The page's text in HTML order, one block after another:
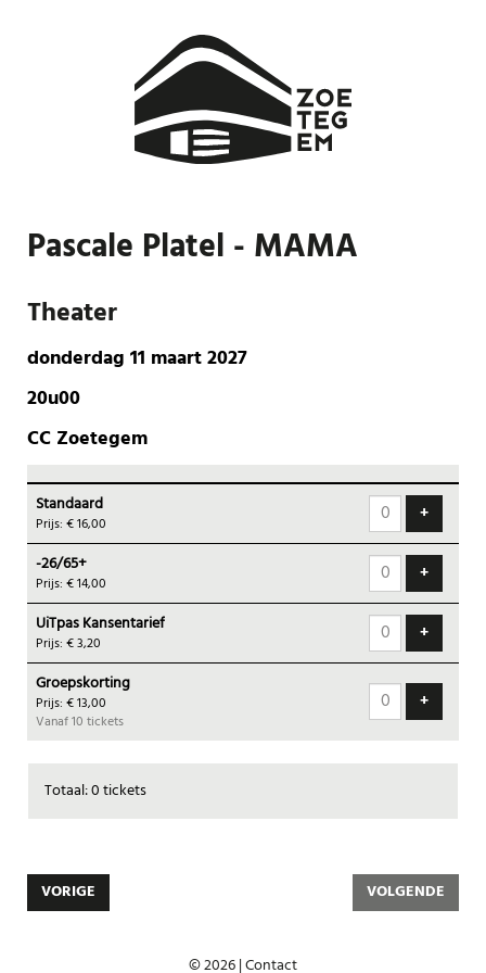
Pascale Platel - MAMA
Theater
donderdag 11 maart 2027
20u00
CC Zoetegem
Aantal
Standaard
Prijs: € 16,00 +VOEG
-26/65+
Prijs: € 14,00 +VOEG
UiTpas Kansentarief
Prijs: € 3,20 +VOEG
Groepskorting
Prijs: € 13,00
Vanaf 10 tickets
+VOEG
Totaal: 0 tickets
VORIGE VOLGENDE
© 2026 |Contact